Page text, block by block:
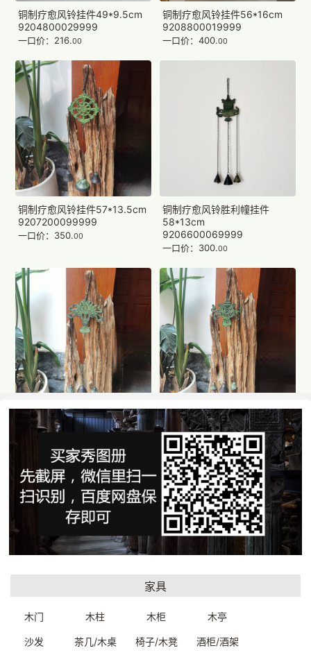
铜制疗愈风铃挂件49*9.5cm
9204800029999
一口价：216.00
铜制疗愈风铃挂件56*16cm
9208800019999
一口价：400.00
铜制疗愈风铃挂件57*13.5cm
9207200099999
一口价：350.00
铜制疗愈风铃胜利幢挂件
58*13cm
9206600069999
一口价：300.00
铜制疗愈风铃莲花挂件
55*14cm
一口价：300.00
铜制疗愈风铃宝瓶挂件
60*13.5cm
9206600039999
一口价：300.00
铜制疗愈风铃宝伞挂件
56*13cm
9206600029999
铜制疗愈风铃双鱼挂件
59*13cm
9206600019999
家具
木门 木柱 木柜 木亭
沙发 茶几/木桌 椅子/木凳 酒柜/酒架